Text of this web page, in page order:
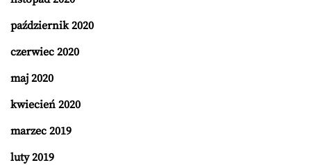
październik 2020
czerwiec 2020
maj 2020
kwiecień 2020
marzec 2019
luty 2019